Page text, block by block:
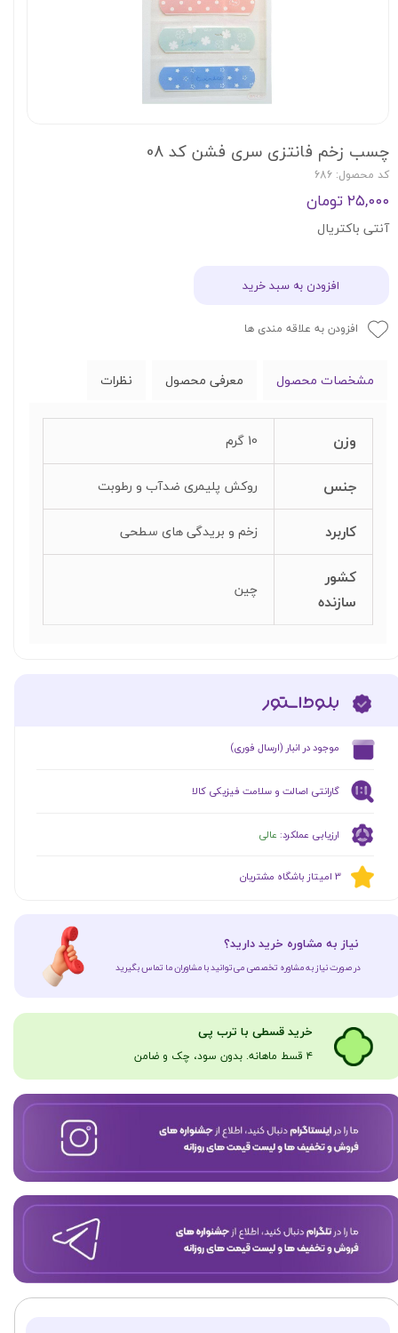
چسب زخم فانتزی سری فشن کد 08
کد محصول: 686
۲۵,۰۰۰ تومان
آنتی باکتریال
افزودن به سبد خرید
افزودن به علاقه مندی ها
مشخصات محصول معرفی محصول نظرات
وزن 10 گرم
جنس روکش پلیمری ضدآب و رطوبت
کاربرد زخم و بریدگی های سطحی
کشور
سازنده
چین
گارانتی اصالت و سلامت فیزیکی کالا
ارزیابی عملکرد: عالی
​موجود در انبار (ارسال فوری)
​​3 امیتاز باشگاه مشتریان
​نیاز به مشاوره خرید دارید؟
در صورت نیاز به مشاوره تخصصی می‌توانید با مشاوران ما تماس بگیرید
​​​خرید قسطی با ترب پی
۴ قسط ماهانه. بدون سود، چک و ضامن​​​​​​​